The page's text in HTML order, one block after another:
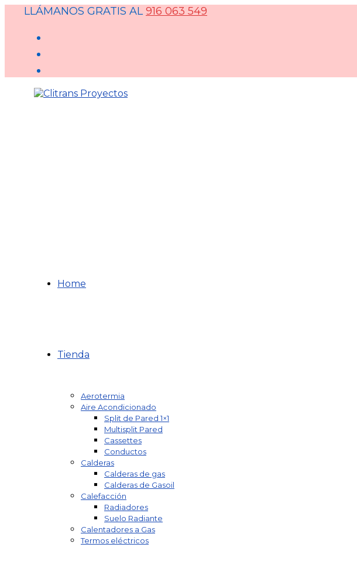
LLÁMANOS GRATIS AL916 063 549
Home
Tienda
Aerotermia
Aire Acondicionado
Split de Pared 1×1
Multisplit Pared
Cassettes
Conductos
Calderas
Calderas de gas
Calderas de Gasoil
Calefacción
Radiadores
Suelo Radiante
Calentadores a Gas
Termos eléctricos